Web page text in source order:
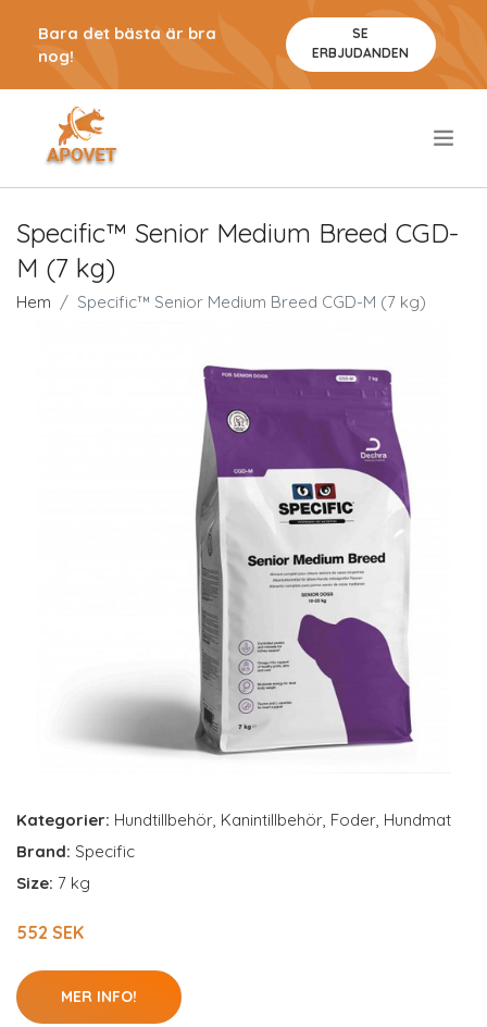
Bara det bästa är bra
nog!
SE
ERBJUDANDEN
Specific™ Senior Medium Breed CGD-
M (7 kg)
Hem Specific™ Senior Medium Breed CGD-M (7 kg)
Kategorier: Hundtillbehör, Kanintillbehör, Foder, Hundmat
Brand: Specific
Size: 7 kg
552 SEK
MER INFO!